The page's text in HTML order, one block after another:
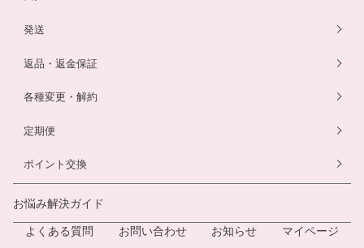
発送
返品・返金保証
各種変更・解約
定期便
ポイント交換
お悩み解決ガイド
よくある質問
お問い合わせ お知らせ
マイページ